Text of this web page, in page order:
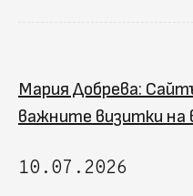
Мария Добрева:
важните визитки на
10.07.2026